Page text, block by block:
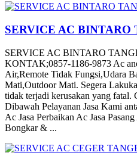
SERVICE AC BINTARO
SERVICE AC BINTARO
KONTAK;0857-1186-9873 Ac
Air,Remote Tidak Fungsi,Udara
Mati,Outdoor Mati. Segera
tidak terjadi kerusakan yang
Dibawah Pelayanan Jasa Kami
Ac Jasa Perbaikan Ac Jasa
Bongkar & ...